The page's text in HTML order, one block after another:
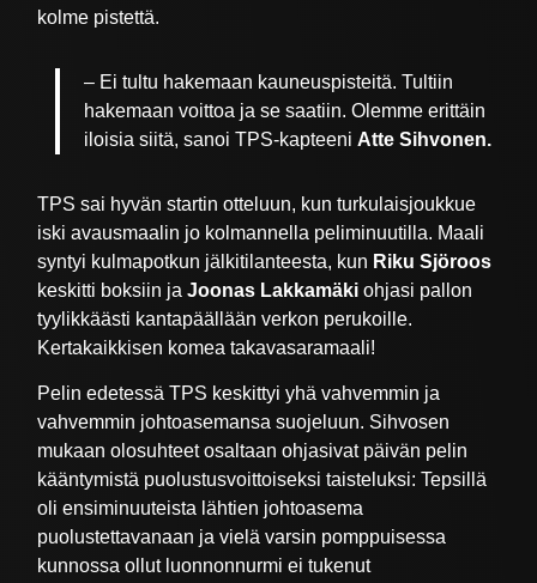
kolme pistettä.
– Ei tultu hakemaan kauneuspisteitä. Tultiin
hakemaan voittoa ja se saatiin. Olemme erittäin
iloisia siitä, sanoi TPS-kapteeni Atte Sihvonen.
TPS sai hyvän startin otteluun, kun turkulaisjoukkue
iski avausmaalin jo kolmannella peliminuutilla. Maali
syntyi kulmapotkun jälkitilanteesta, kun Riku Sjöroos
keskitti boksiin jaJoonas Lakkamäkiohjasi pallon
tyylikkäästi kantapäällään verkon perukoille.
Kertakaikkisen komea takavasaramaali!
Pelin edetessä TPS keskittyi yhä vahvemmin ja
vahvemmin johtoasemansa suojeluun. Sihvosen
mukaan olosuhteet osaltaan ohjasivat päivän pelin
kääntymistä puolustusvoittoiseksi taisteluksi: Tepsillä
oli ensiminuuteista lähtien johtoasema
puolustettavanaan ja vielä varsin pomppuisessa
kunnossa ollut luonnonnurmi ei tukenut